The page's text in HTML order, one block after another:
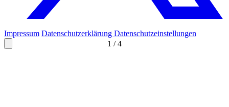
1 /4
Impressum Datenschutzerklärung Datenschutzeinstellungen